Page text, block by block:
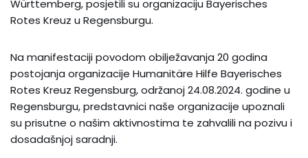
Württemberg, posjetili su organizaciju Bayerisches
Rotes Kreuz u Regensburgu.
Na manifestaciji povodom obilježavanja 20 godina
postojanja organizacije Humanitäre Hilfe Bayerisches
Rotes Kreuz Regensburg, održanoj 24.08.2024. godine u
Regensburgu, predstavnici naše organizacije upoznali
su prisutne o našim aktivnostima te zahvalili na pozivu i
dosadašnjoj saradnji.